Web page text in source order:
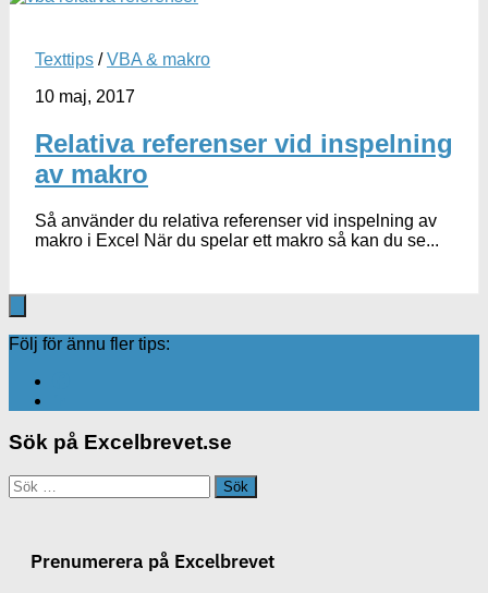
Texttips /VBA & makro
10 maj, 2017
Relativa referenser vid inspelning
av makro
Så använder du relativa referenser vid inspelning av
makro i Excel När du spelar ett makro så kan du se...
Följ för ännu fler tips:
Sök på Excelbrevet.se
Sök
efter:
Prenumerera på Excelbrevet